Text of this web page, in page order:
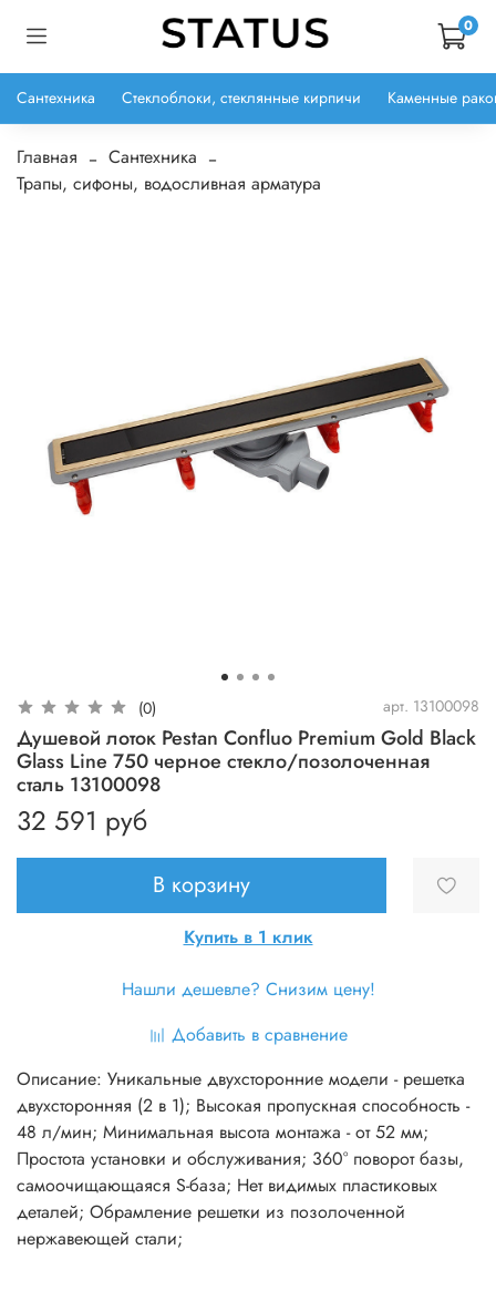
0
Сантехника Стеклоблоки, стеклянные кирпичи Каменные
Главная
Сантехника
Трапы, сифоны, водосливная арматура
(0) арт. 13100098
Душевой лоток Pestan Confluo Premium Gold Black
Glass Line 750 черное стекло/позолоченная
сталь 13100098
32 591 руб
В корзину
Купить в 1 клик
Нашли дешевле? Снизим цену!
Добавить в сравнение
Описание: Уникальные двухсторонние модели - решетка
двухсторонняя (2 в 1); Высокая пропускная способность -
48 л/мин; Минимальная высота монтажа - от 52 мм;
Простота установки и обслуживания; 360° поворот базы,
самоочищающаяся S-база; Нет видимых пластиковых
деталей; Обрамление решетки из позолоченной
нержавеющей стали;